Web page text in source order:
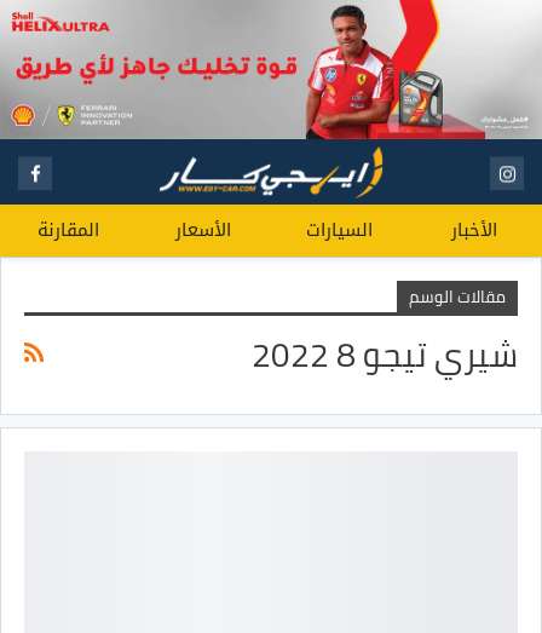
الأخبار السيارات الأسعار المقارنة
مقالات الوسم
شيري تيجو 8 2022